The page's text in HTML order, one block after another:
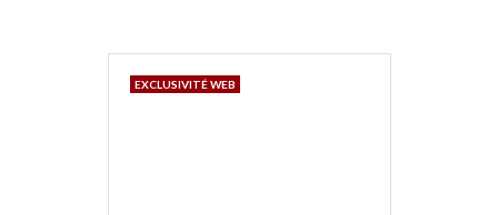
EXCLUSIVITÉ WEB